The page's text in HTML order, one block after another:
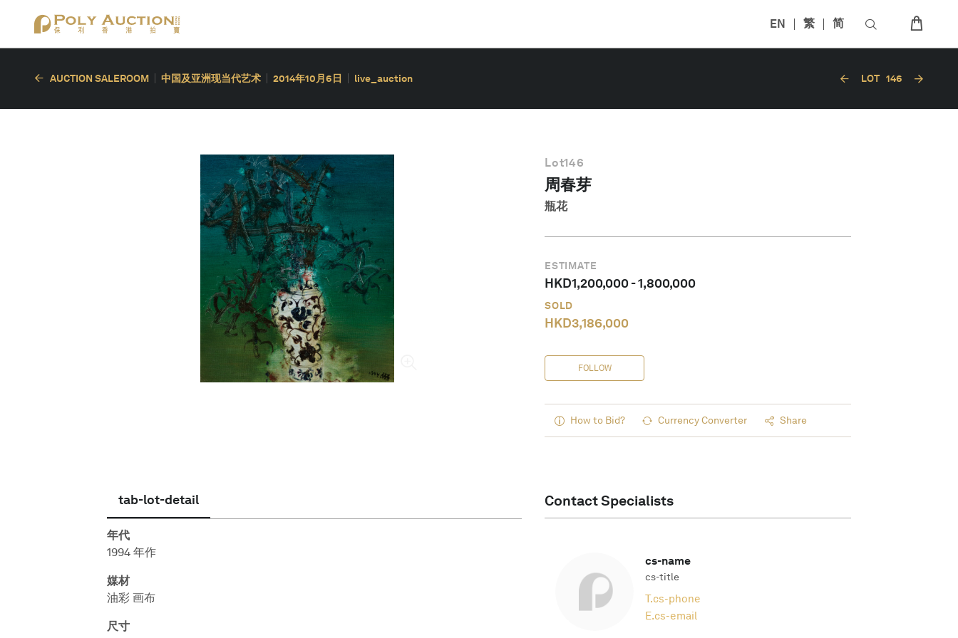
EN 繁 简
AUCTION SALEROOM 中国及亚洲现当代艺术 2014年10月6日 live_auction LOT 146
Lot146
周春芽
瓶花
ESTIMATE
HKD1,200,000-1,800,000
SOLD
HKD3,186,000
FOLLOW
How to Bid? Currency Converter Share
tab-lot-detail
年代
1994 年作
媒材
油彩 画布
尺寸
Contact Specialists
cs-name
cs-title
T.cs-phone
E.cs-email